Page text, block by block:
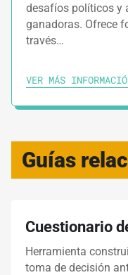
desafíos políticos y
ganadoras. Ofrece
través…
VER MÁS
Guías
Cuestionario
Herramienta
toma de decisión